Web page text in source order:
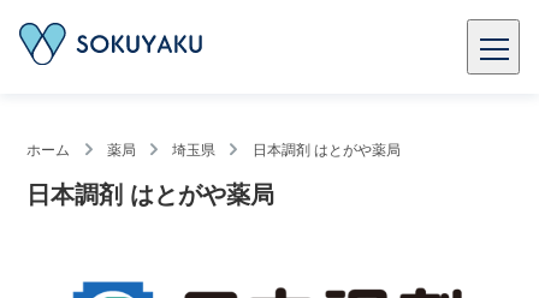
ホーム 薬局 埼玉県 日本調剤 はとがや薬局
日本調剤 はとがや薬局